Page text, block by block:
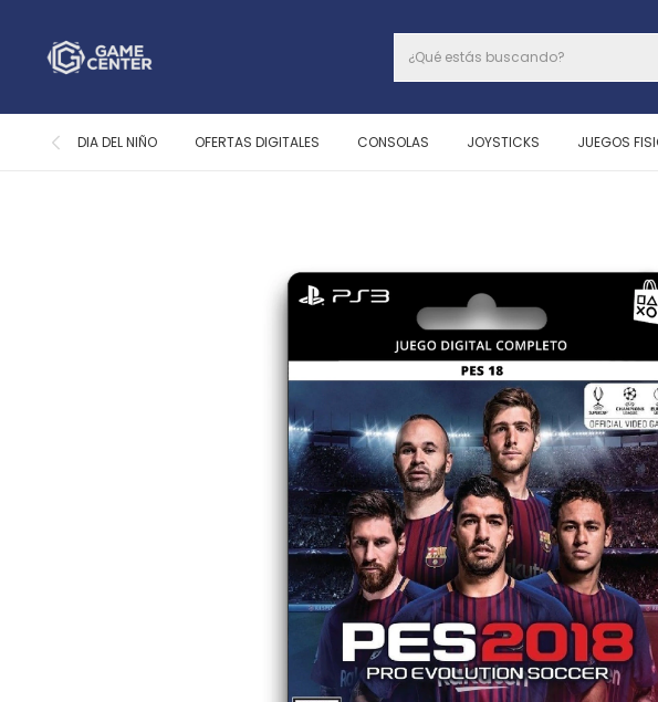
DIA DEL NIÑO OFERTAS DIGITALES CONSOLAS JOYSTICKS JUEGOS